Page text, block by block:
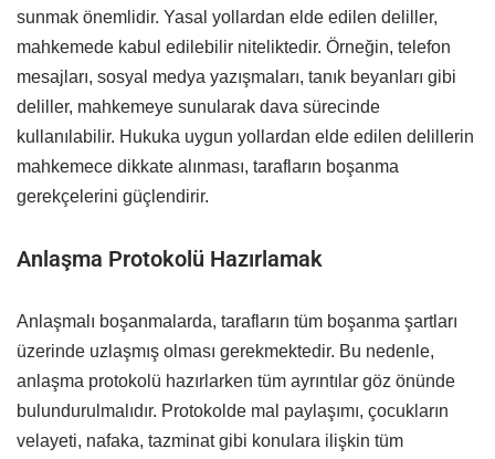
sunmak önemlidir. Yasal yollardan elde edilen deliller,
mahkemede kabul edilebilir niteliktedir. Örneğin, telefon
mesajları, sosyal medya yazışmaları, tanık beyanları gibi
deliller, mahkemeye sunularak dava sürecinde
kullanılabilir. Hukuka uygun yollardan elde edilen delillerin
mahkemece dikkate alınması, tarafların boşanma
gerekçelerini güçlendirir.
Anlaşma Protokolü Hazırlamak
Anlaşmalı boşanmalarda, tarafların tüm boşanma şartları
üzerinde uzlaşmış olması gerekmektedir. Bu nedenle,
anlaşma protokolü hazırlarken tüm ayrıntılar göz önünde
bulundurulmalıdır. Protokolde mal paylaşımı, çocukların
velayeti, nafaka, tazminat gibi konulara ilişkin tüm